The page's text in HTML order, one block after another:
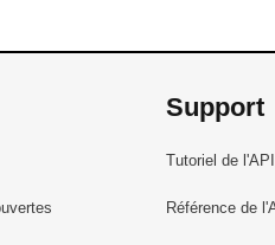
Support
Tutoriel de l'API
Référence de